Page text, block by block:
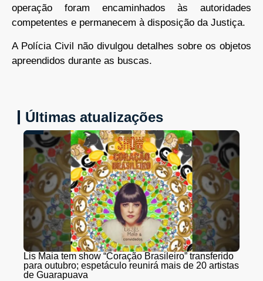
operação foram encaminhados às autoridades
competentes e permanecem à disposição da Justiça.
A Polícia Civil não divulgou detalhes sobre os objetos
apreendidos durante as buscas.
Últimas atualizações
Lis Maia tem show “Coração Brasileiro” transferido
para outubro; espetáculo reunirá mais de 20 artistas
de Guarapuava